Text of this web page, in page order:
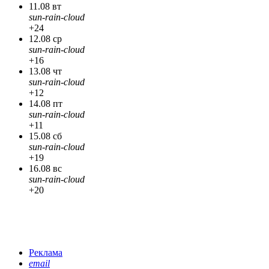
11.08 вт
sun-rain-cloud
+24
12.08 ср
sun-rain-cloud
+16
13.08 чт
sun-rain-cloud
+12
14.08 пт
sun-rain-cloud
+11
15.08 сб
sun-rain-cloud
+19
16.08 вс
sun-rain-cloud
+20
Реклама
email